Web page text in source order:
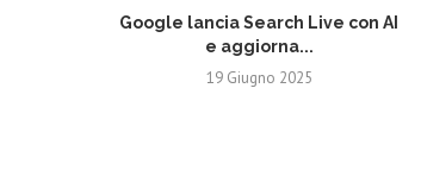
Google lancia Search Live con AI
e aggiorna...
19 Giugno 2025